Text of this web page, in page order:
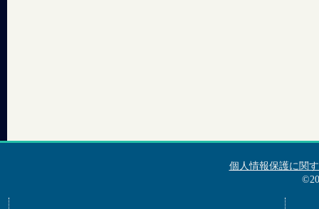
個人情報保護に関